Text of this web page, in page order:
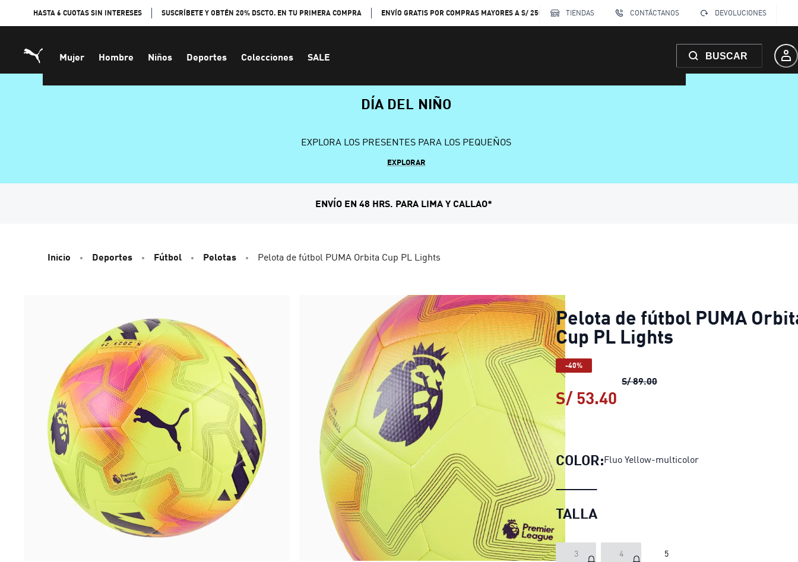
HASTA 6 CUOTAS SIN INTERESES SUSCRÍBETE Y OBTÉN 20% DSCTO. EN TU PRIMERA COMPRA ENVÍO GRATIS POR COMPRAS MAYORES A S/ 250 TIENDAS CONTÁCTANOS DEVOLUCIONES
Mujer Hombre Niños Deportes Colecciones SALE BUSCAR
DÍA DEL NIÑO
EXPLORA LOS PRESENTES PARA LOS PEQUEÑOS
EXPLORAR
ENVÍO EN 48 HRS. PARA LIMA Y CALLAO*
Inicio Deportes Fútbol Pelotas Pelota de fútbol PUMA Orbita Cup PL Lights
Pelota de fútbol PUMA
Cup PL Lights
-40%
S/ 89.00Pelota de fútbol PUMA Orbita
S/ 53.40
COLOR:Fluo Yellow-multicolor
TALLA
3 4 5